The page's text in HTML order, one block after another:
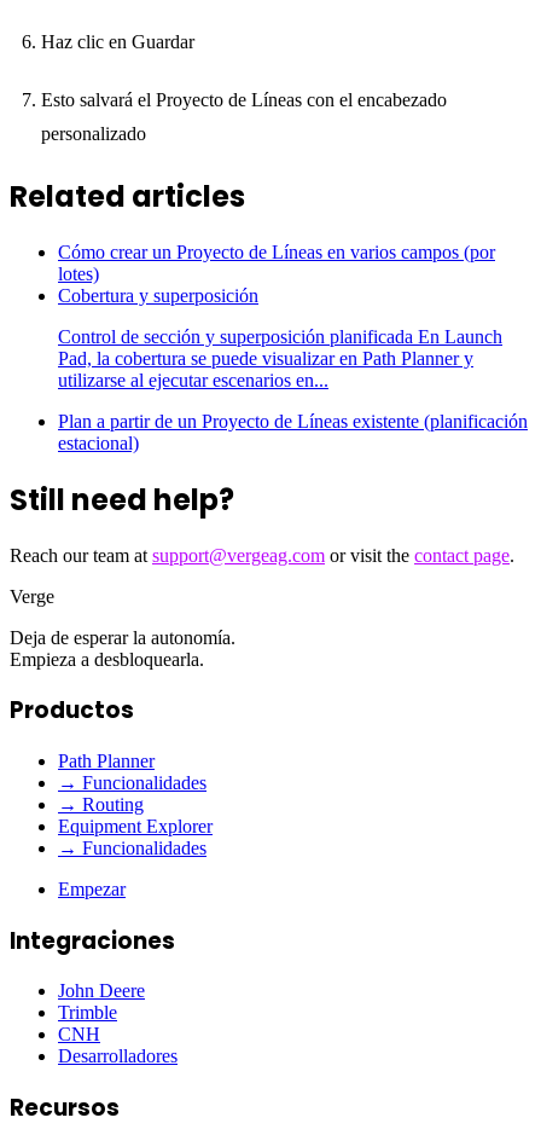
Haz clic en Guardar
Esto salvará el Proyecto de Líneas con el encabezado
personalizado
Related articles
Cómo crear un Proyecto de Líneas en varios campos (por
lotes)
Cobertura y superposición
Control de sección y superposición planificada En Launch
Pad, la cobertura se puede visualizar en Path Planner y
utilizarse al ejecutar escenarios en...
Plan a partir de un Proyecto de Líneas existente (planificación
estacional)
Still need help?
Reach our team at support@vergeag.com or visit the contact page.
Verge
Deja de esperar la autonomía.
Empieza a desbloquearla.
Productos
Path Planner
→ Funcionalidades
→ Routing
Equipment Explorer
→ Funcionalidades
Empezar
Integraciones
John Deere
Trimble
CNH
Desarrolladores
Recursos